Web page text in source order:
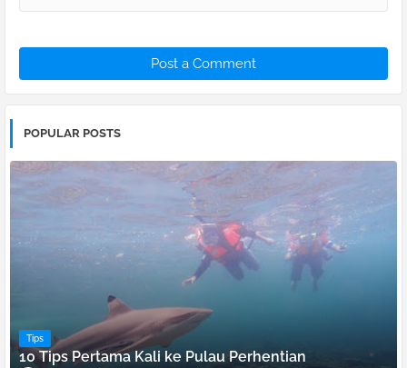
Post a Comment
POPULAR POSTS
Tips
10 Tips Pertama Kali ke Pulau Perhentian